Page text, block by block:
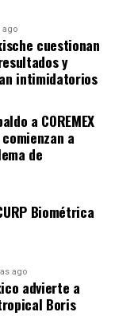
ago
cuestionan
y
intimidatorios
a COREMEX
a
de
Biométrica
ago
advierte a
Boris